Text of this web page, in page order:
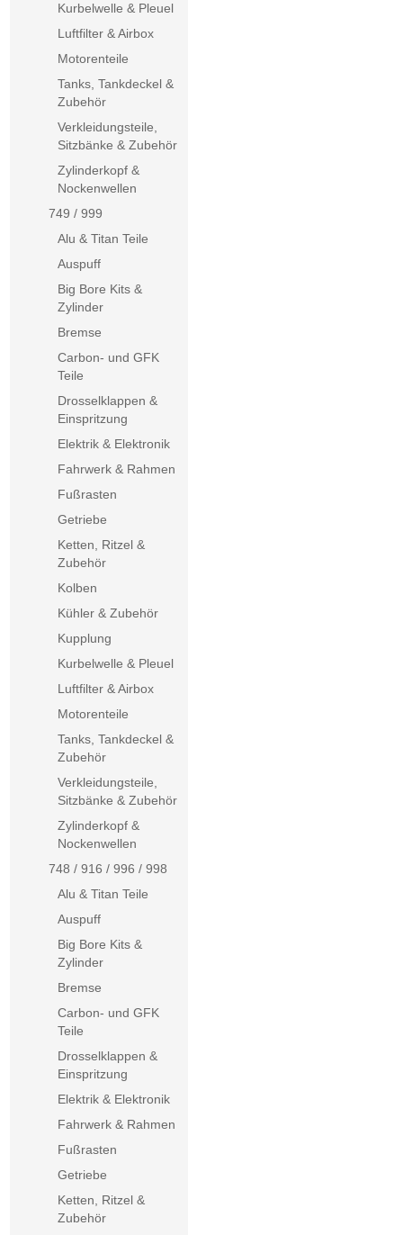
Kurbelwelle & Pleuel
Luftfilter & Airbox
Motorenteile
Tanks, Tankdeckel &
Zubehör
Verkleidungsteile,
Sitzbänke & Zubehör
Zylinderkopf &
Nockenwellen
749 / 999
Alu & Titan Teile
Auspuff
Big Bore Kits &
Zylinder
Bremse
Carbon- und GFK
Teile
Drosselklappen &
Einspritzung
Elektrik & Elektronik
Fahrwerk & Rahmen
Fußrasten
Getriebe
Ketten, Ritzel &
Zubehör
Kolben
Kühler & Zubehör
Kupplung
Kurbelwelle & Pleuel
Luftfilter & Airbox
Motorenteile
Tanks, Tankdeckel &
Zubehör
Verkleidungsteile,
Sitzbänke & Zubehör
Zylinderkopf &
Nockenwellen
748 / 916 / 996 / 998
Alu & Titan Teile
Auspuff
Big Bore Kits &
Zylinder
Bremse
Carbon- und GFK
Teile
Drosselklappen &
Einspritzung
Elektrik & Elektronik
Fahrwerk & Rahmen
Fußrasten
Getriebe
Ketten, Ritzel &
Zubehör